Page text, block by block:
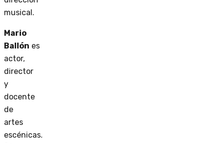
musical.
Mario
Ballón es
actor,
director
y
docente
de
artes
escénicas.